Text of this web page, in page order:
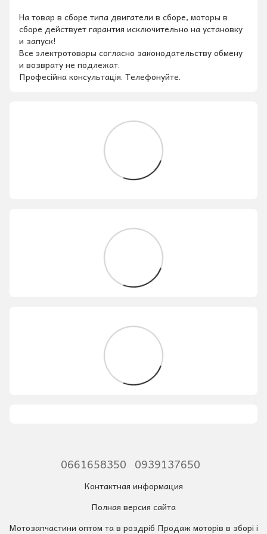
На товар в сборе типа двигатели в сборе, моторы в
сборе действует гарантия исключительно на установку
и запуск!
Все электротовары согласно законодательству обмену
и возврату не подлежат.
Професійна консультація. Телефонуйте.
0661658350 0939137650
Контактная информация
Полная версия сайта
Мотозапчастини оптом та в роздріб Продаж моторів в зборі і